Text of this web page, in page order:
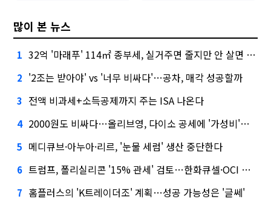
많이 본 뉴스
1 32억 '마래푸' 114㎡ 종부세, 실거주면 줄지만 안 살면 2.5배
2 '2조는 받아야' vs '너무 비싸다'…공차, 매각 성공할까
3 전액 비과세+소득공제까지 주는 ISA 나온다
4 2000원도 비싸다…올리브영, 다이소 공세에 '가성비'로 맞불
5 메디큐브·아누아·리르, '눈물 세럼' 생산 중단한다
6 트럼프, 폴리실리콘 '15% 관세' 검토…한화큐셀·OCI 영향은?
7 홈플러스의 'K트레이더조' 계획…성공 가능성은 '글쎄'